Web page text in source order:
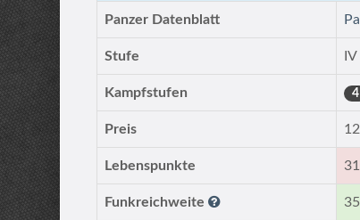
Panzer Datenblatt
Stufe IV
Kampfstufen 4
Preis
Lebenspunkte
Funkreichweite